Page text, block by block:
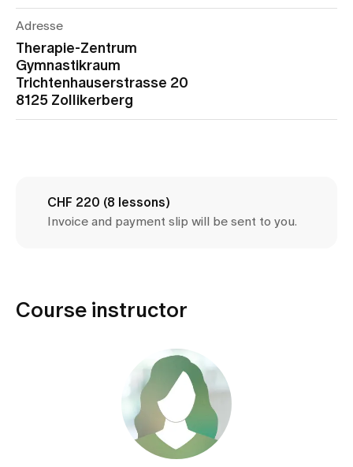
Jobs & Career
Contact us
Baby gallery
Blog
Adresse
Therapie-Zentrum
Gymnastikraum
Trichtenhauserstrasse 20
8125 Zollikerberg
CHF 220 (8 lessons)
Invoice and payment slip will be sent to you.
Course instructor